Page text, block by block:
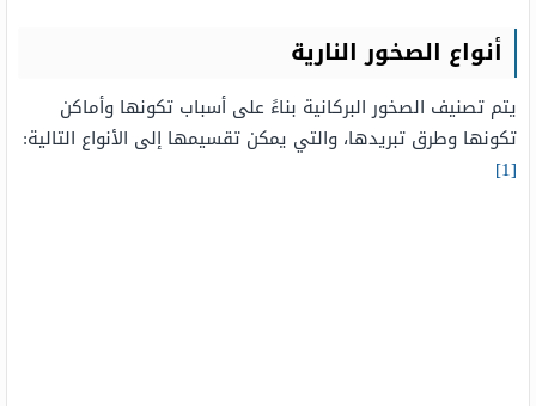
أنواع الصخور النارية
يتم تصنيف الصخور البركانية بناءً على أسباب تكونها وأماكن
تكونها وطرق تبريدها، والتي يمكن تقسيمها إلى الأنواع التالية:
[1]